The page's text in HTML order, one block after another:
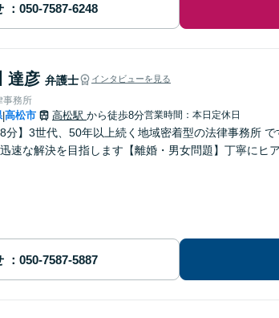
達彦 弁護士 インタビューを見る
事務所
|高松市 高松駅 から徒歩8分営業時間：本日定休日
分】3世代、50年以上続く地域密着型の法律事務所
速な解決を目指します【離婚・男女問題】丁寧にヒ